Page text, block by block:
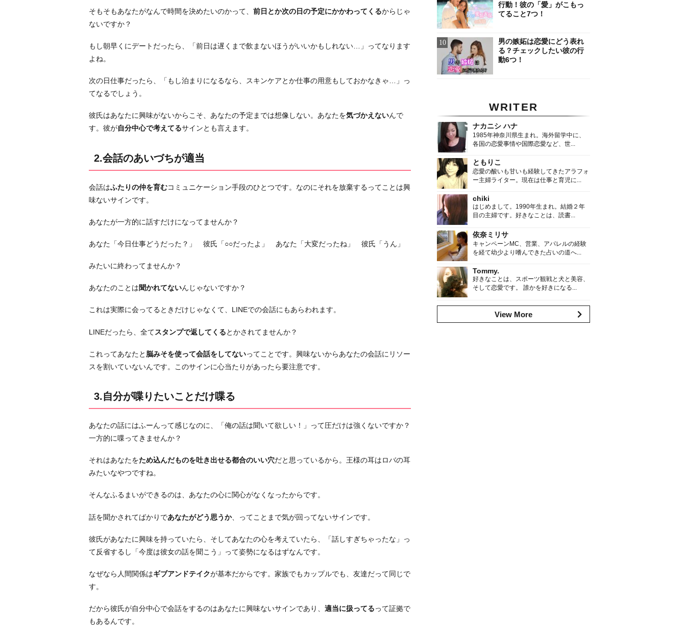
喋
い
こ
だ
け
る
4.
会
話
内
を
覚
て
い
5.
マ
ホ
か
じ
る
6.
「私
興
な
い？」
っ
指
る
と
そもそもあなたがなんで時間を決めたいのかって、 前日とか次の日の予定にかかわってくるからじゃ
ないですか？
もし朝早くにデートだったら、「前日は遅くまで飲まないほうがいいかもしれない…」ってなります
よね。
次の日仕事だったら、「もし泊まりになるなら、スキンケアとか仕事の用意もしておかなきゃ…」っ
てなるでしょう。
彼氏はあなたに興味がないからこそ、あなたの予定までは想像しない。あなたを気づかえないんで
す。彼が自分中心で考えてるサインとも言えます。
2.会話のあいづちが適当
会話はふたりの仲を育むコミュニケーション手段のひとつです。なのにそれを放棄するってことは興
味ないサインです。
あなたが一方的に話すだけになってませんか？
あなた「今日仕事どうだった？」 彼氏「○○だったよ」 あなた「大変だったね」 彼氏「うん」
みたいに終わってませんか？
あなたのことは聞かれてないんじゃないですか？
これは実際に会ってるときだけじゃなくて、LINEでの会話にもあらわれます。
LINEだったら、全てスタンプで返してくるとかされてませんか？
これってあなたと 脳みそを使って会話をしてないってことです。興味ないからあなたの会話にリソー
スを割いていないんです。このサインに心当たりがあったら要注意です。
3.自分が喋りたいことだけ喋る
あなたの話にはふーんって感じなのに、「俺の話は聞いて欲しい！」って圧だけは強くないですか？
一方的に喋ってきませんか？
それはあなたをため込んだものを吐き出せる都合のいい穴だと思っているから。王様の耳はロバの耳
みたいなやつですね。
そんなふるまいができるのは、あなたの心に関心がなくなったからです。
話を聞かされてばかりであなたがどう思うか、ってことまで気が回ってないサインです。
彼氏があなたに興味を持っていたら、そしてあなたの心を考えていたら、「話しすぎちゃったな」っ
て反省するし「今度は彼女の話を聞こう」って姿勢になるはずなんです。
なぜなら人間関係はギブアンドテイクが基本だからです。家族でもカップルでも、友達だって同じで
す。
だから彼氏が自分中心で会話をするのはあなたに興味ないサインであり、 適当に扱ってるって証拠で
もあるんです。
行動！彼の「愛」がこもっ
てること7つ！
男の嫉妬は恋愛にどう表れ
る？チェックしたい彼の行
動6つ！
WRITER
ナカニシ ハナ
1985年神奈川県生まれ。海外留学中に、
各国の恋愛事情や国際恋愛など、世...
ともりこ
恋愛の酸いも甘いも経験してきたアラフォ
ー主婦ライター。現在は仕事と育児に...
chiki
はじめまして。1990年生まれ。結婚２年
目の主婦です。好きなことは、読書...
依奈ミリサ
キャンペーンMC、営業、アパレルの経験
を経て幼少より嗜んできた占いの道へ...
Tommy.
好きなことは、スポーツ観戦と犬と美容、
そして恋愛です。 誰かを好きになる...
View More